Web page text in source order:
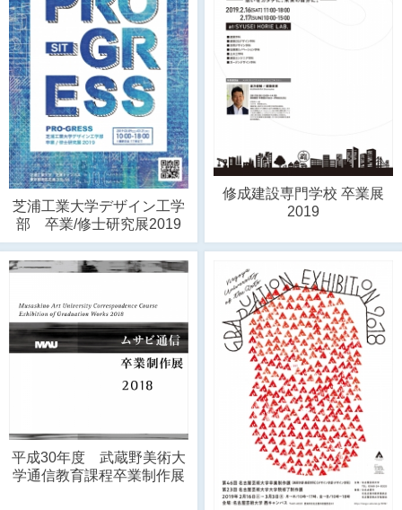
芝浦工業大学デザイン工学
部 卒業/修士研究展2019
修成建設専門学校 卒業展
2019
平成30年度 武蔵野美術大
学通信教育課程卒業制作展